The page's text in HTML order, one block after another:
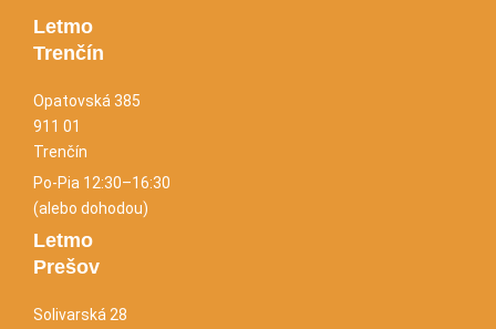
Letmo
Trenčín
Opatovská 385
911 01
Trenčín
Po-Pia 12:30–16:30
(alebo dohodou)
Letmo
Prešov
Solivarská 28